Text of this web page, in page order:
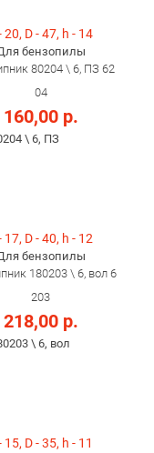
20, D - 47, h - 14
бензопилы
80204 \ 6, ПЗ 62
04
160,00 р.
\ 6, ПЗ
17, D - 40, h - 12
бензопилы
180203 \ 6, вол 6
203
218,00 р.
\ 6, вол
15, D - 35, h - 11